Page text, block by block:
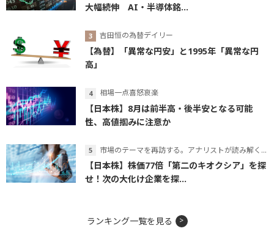
大幅続伸 AI・半導体銘...
吉田恒の為替デイリー
【為替】「異常な円安」と1995年「異常な円
高」
相場一点喜怒哀楽
【日本株】8月は前半高・後半安となる可能
性、高値掴みに注意か
市場のテーマを再訪する。アナリストが読み解くテーマの本質
【日本株】株価77倍「第二のキオクシア」を探
せ！次の大化け企業を探...
ランキング一覧を見る